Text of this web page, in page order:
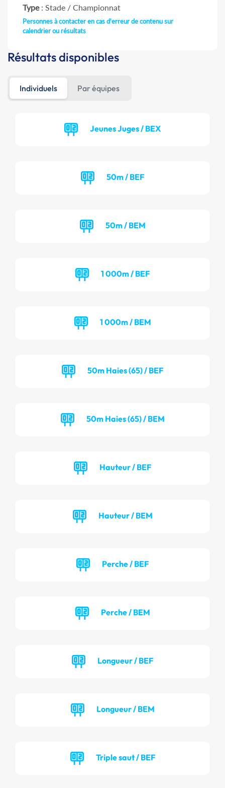
Type: Stade / Championnat
Personnes à contacter en cas d'erreur de contenu sur
calendrier ou résultats
Résultats disponibles
Individuels Par équipes
Jeunes Juges / BEX
50m / BEF
50m / BEM
1 000m / BEF
1 000m / BEM
50m Haies (65) / BEF
50m Haies (65) / BEM
Hauteur / BEF
Hauteur / BEM
Perche / BEF
Perche / BEM
Longueur / BEF
Longueur / BEM
Triple saut / BEF